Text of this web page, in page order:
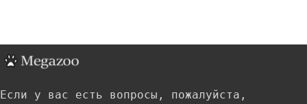
Если у вас есть вопросы, пожалуйста,